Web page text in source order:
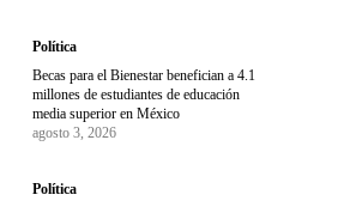
Política
Becas para el Bienestar benefician a 4.1
millones de estudiantes de educación
media superior en México
agosto 3, 2026
Política